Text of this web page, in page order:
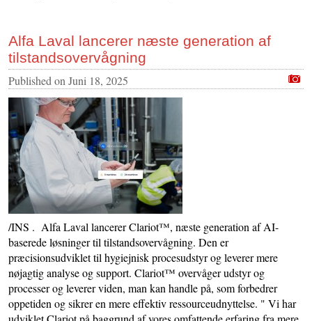
Alfa Laval lancerer næste generation af
tilstandsovervågning
Published on Juni 18, 2025
/INS . Alfa Laval lancerer Clariot™, næste generation af AI-
baserede løsninger til tilstandsovervågning. Den er
præcisionsudviklet til hygiejnisk procesudstyr og leverer mere
nøjagtig analyse og support. Clariot™ overvåger udstyr og
processer og leverer viden, man kan handle på, som forbedrer
oppetiden og sikrer en mere effektiv ressourceudnyttelse. " Vi har